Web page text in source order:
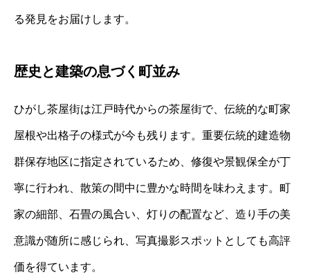
る発見をお届けします。
歴史と建築の息づく町並み
ひがし茶屋街は江戸時代からの茶屋街で、伝統的な町家
屋根や出格子の様式が今も残ります。重要伝統的建造物
群保存地区に指定されているため、修復や景観保全が丁
寧に行われ、散策の間中に豊かな時間を味わえます。町
家の細部、石畳の風合い、灯りの配置など、造り手の美
意識が随所に感じられ、写真撮影スポットとしても高評
価を得ています。